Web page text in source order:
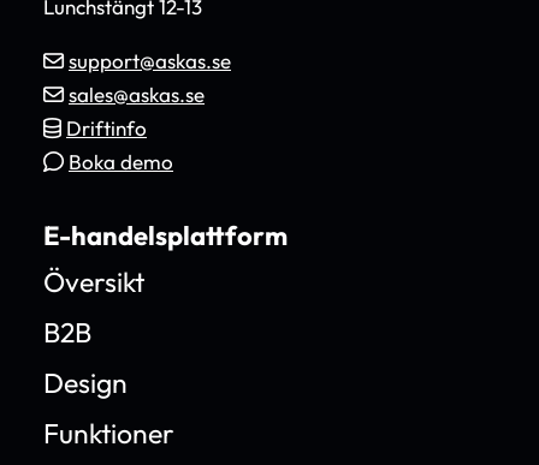
Lunchstängt 12-13
support@askas.se
sales@askas.se
Driftinfo
Boka demo
E-handelsplattform
Översikt
B2B
Design
Funktioner